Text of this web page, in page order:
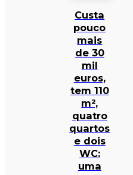
Custa
pouco
mais
de 30
mil
euros,
tem 110
m²,
quatro
quartos
e dois
WC:
uma